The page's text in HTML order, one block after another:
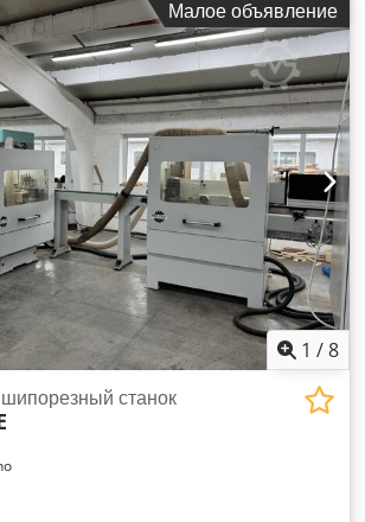
с таймером + фиксированная фреза
шпиндель с диском справа
шлифовальный агрегат слева.
фрезах. Полезная рабочая ширина 3000
с помощью селектора. Ширина
мм — возможность обработки узких
идеальном состоянии, готова к работе.
Малое объявление
1 /8
станок